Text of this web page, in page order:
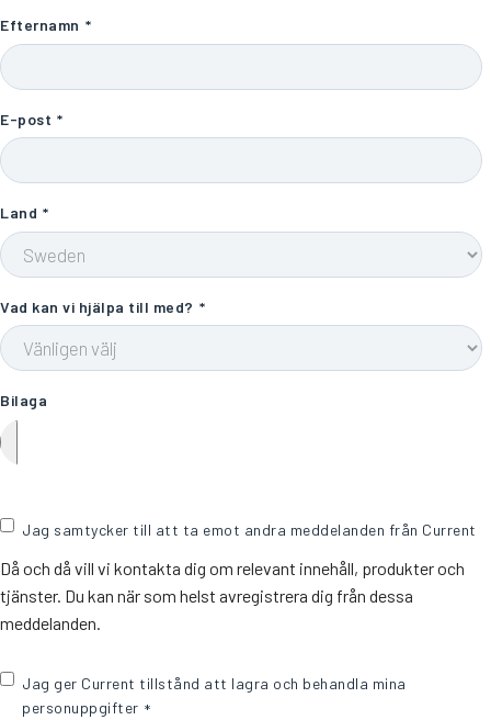
Efternamn *
E-post *
Land *
Vad kan vi hjälpa till med? *
Bilaga
Jag samtycker till att ta emot andra meddelanden från Current
Då och då vill vi kontakta dig om relevant innehåll, produkter och
tjänster. Du kan när som helst avregistrera dig från dessa
meddelanden.
Jag ger Current tillstånd att lagra och behandla mina
personuppgifter *